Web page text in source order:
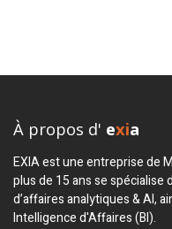
À propos d' exia
EXIA est une entreprise de
plus de 15 ans se spécialise
d’affaires analytiques & AI,
Intelligence d'Affaires (BI).